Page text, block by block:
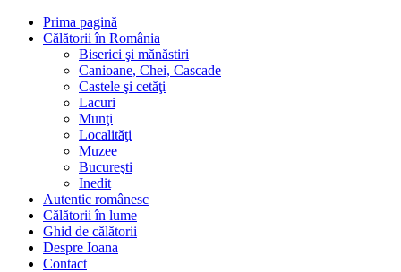
Prima pagină
Călătorii în România
Biserici şi mănăstiri
Canioane, Chei, Cascade
Castele şi cetăţi
Lacuri
Munţi
Localităţi
Muzee
Bucureşti
Inedit
Autentic românesc
Călătorii în lume
Ghid de călătorii
Despre Ioana
Contact